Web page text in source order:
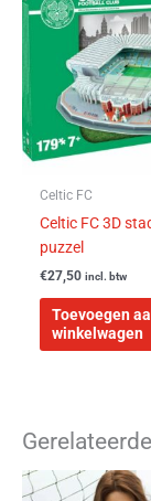
Celtic FC
Celtic FC 3D
puzzel
€27,50 incl. btw
Toevoegen
winkelwagen